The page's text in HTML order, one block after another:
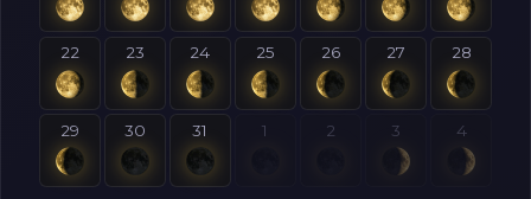
22 23 24 25 26 27 28
29 30 31 1 2 3 4